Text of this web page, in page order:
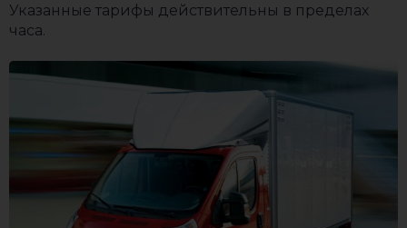
Указанные тарифы действительны в пределах
часа.